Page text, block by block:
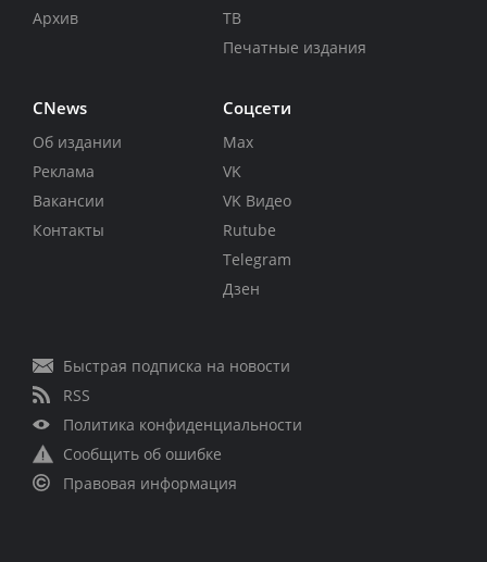
Архив
ТВ
Печатные издания
CNews
Об издании
Реклама
Вакансии
Контакты
Соцсети
Max
VK
VK Видео
Rutube
Telegram
Дзен
Быстрая подписка на новости
RSS
Политика конфиденциальности
Сообщить об ошибке
Правовая информация